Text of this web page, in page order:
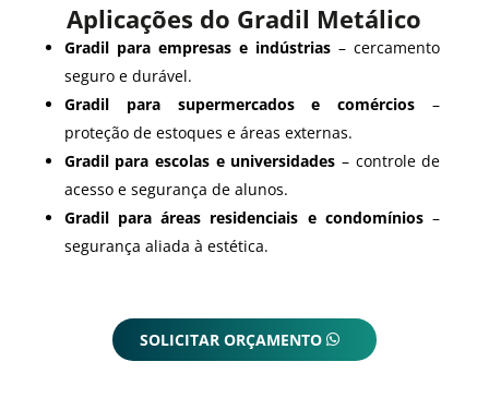
Aplicações do Gradil Metálico
Gradil para empresas e indústrias – cercamento
seguro e durável.
Gradil para supermercados e comércios –
proteção de estoques e áreas externas.
Gradil para escolas e universidades – controle de
acesso e segurança de alunos.
Gradil para áreas residenciais e condomínios–
segurança aliada à estética.
SOLICITAR ORÇAMENTO